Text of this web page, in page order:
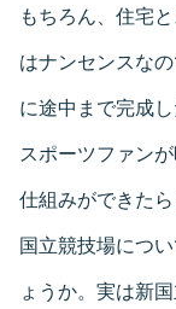
もちろん、住宅
はナンセンスな
に途中まで完成
スポーツファン
仕組みができた
国立競技場につ
ょうか。実は新